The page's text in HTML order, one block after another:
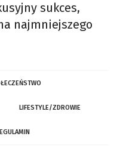
sukces,
najmniejszego
LIFESTYLE/ZDROWIE